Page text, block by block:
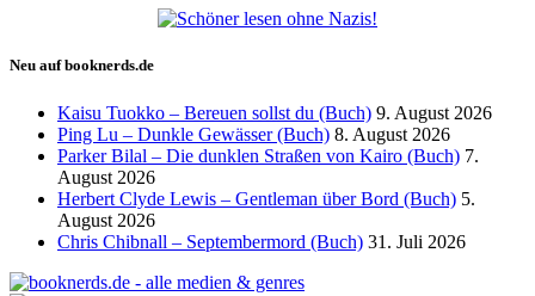
Neu auf booknerds.de
Kaisu Tuokko – Bereuen sollst du (Buch) 9. August 2026
Ping Lu – Dunkle Gewässer (Buch) 8. August 2026
Parker Bilal – Die dunklen Straßen von Kairo (Buch) 7.
August 2026
Herbert Clyde Lewis – Gentleman über Bord (Buch) 5.
August 2026
Chris Chibnall – Septembermord (Buch) 31. Juli 2026